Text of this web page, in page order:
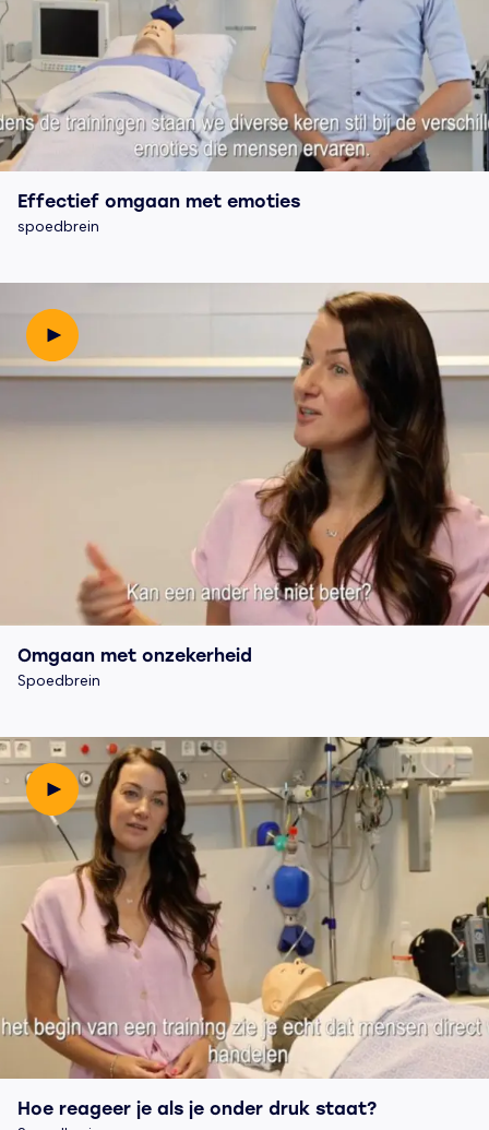
Effectief omgaan met emoties
spoedbrein
Omgaan met onzekerheid
Spoedbrein
Hoe reageer je als je onder druk staat?